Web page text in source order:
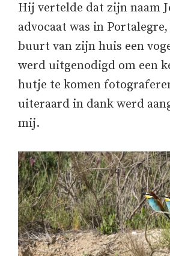
Hij vertelde dat zijn naam
advocaat was in
buurt van zijn huis een
werd uitgenodigd om een
hutje te komen
uiteraard in dank werd
mij.